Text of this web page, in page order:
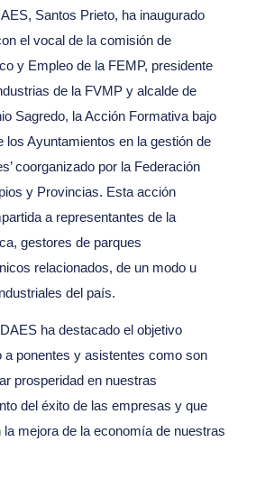
Santos Prieto, ha inaugurado
el vocal de la comisión de
y Empleo de la FEMP, presidente
de la FVMP y alcalde de
Sagredo, la Acción Formativa bajo
los Ayuntamientos en la gestión de
coorganizado por la Federación
y Provincias. Esta acción
a representantes de la
gestores de parques
relacionados, de un modo u
del país.
ha destacado el objetivo
a ponentes y asistentes como son
prosperidad en nuestras
del éxito de las empresas y que
la mejora de la economía de nuestras